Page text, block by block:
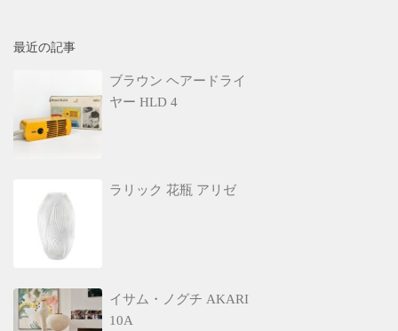
最近の記事
ブラウン ヘアードライ
ヤー HLD 4
ラリック 花瓶 アリゼ
イサム・ノグチ AKARI
10A